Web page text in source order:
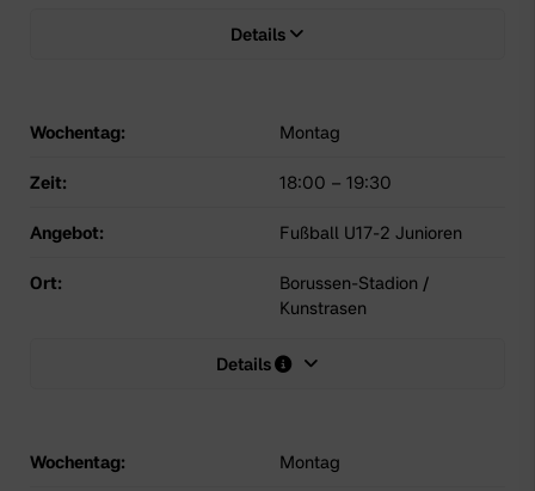
Details
Wochentag: Montag
Zeit: 18:00 – 19:30
Angebot: Fußball U17-2 Junioren
Ort:
Borussen-Stadion /
Kunstrasen
Details
Wochentag: Montag